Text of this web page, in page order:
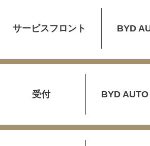
サービスフロント BYD
受付 BYD